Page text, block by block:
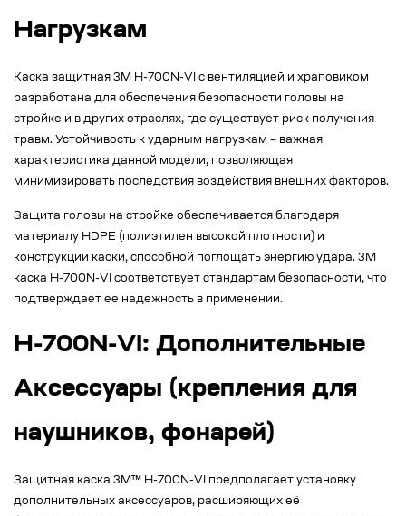
Нагрузкам
Каска защитная 3M H-700N-VI с вентиляцией и храповиком
разработана для обеспечения безопасности головы на
стройке и в других отраслях, где существует риск получения
травм. Устойчивость к ударным нагрузкам – важная
характеристика данной модели, позволяющая
минимизировать последствия воздействия внешних факторов.
Защита головы на стройке обеспечивается благодаря
материалу HDPE (полиэтилен высокой плотности) и
конструкции каски, способной поглощать энергию удара. 3M
каска H-700N-VI соответствует стандартам безопасности, что
подтверждает ее надежность в применении.
H-700N-VI: Дополнительные
Аксессуары (крепления для
наушников, фонарей)
Защитная каска 3M™ H-700N-VI предполагает установку
дополнительных аксессуаров, расширяющих её